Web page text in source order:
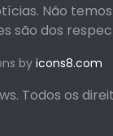
Não
são dos
byicons8.com
Todos os